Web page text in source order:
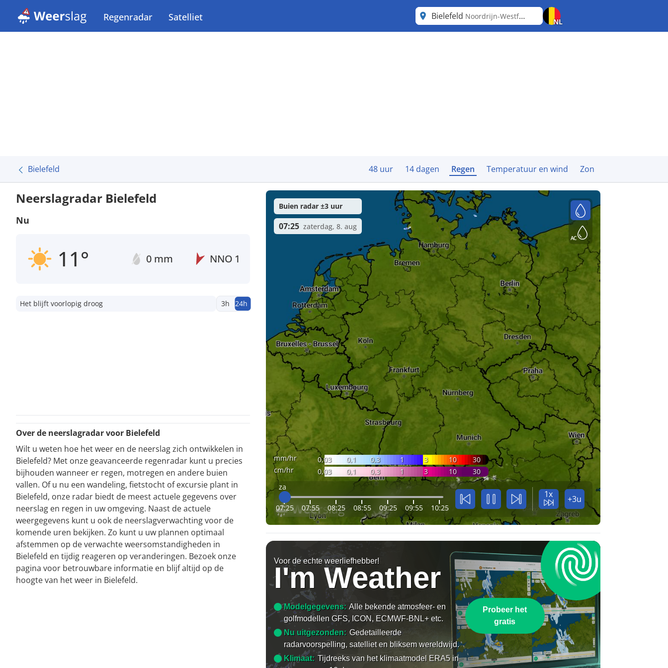
Regenradar Satelliet Bielefeld Noordrijn-Westfalen
NL
Bielefeld 48 uur 14 dagen Regen Temperatuur en wind Zon
Neerslagradar Bielefeld
Nu
11° 0 mm NNO 1
Het blijft voorlopig droog 3h 24h
Over de neerslagradar voor Bielefeld
Wilt u weten hoe het weer en de neerslag zich ontwikkelen in
Bielefeld? Met onze geavanceerde regenradar kunt u precies
bijhouden wanneer er regen, motregen en andere buien
vallen. Of u nu een wandeling, fietstocht of excursie plant in
Bielefeld, onze radar biedt de meest actuele gegevens over
neerslag en regen in uw omgeving. Naast de actuele
weergegevens kunt u ook de neerslagverwachting voor de
komende uren bekijken. Zo kunt u uw plannen optimaal
afstemmen op de verwachte weersomstandigheden in
Bielefeld en tijdig reageren op veranderingen. Bezoek onze
pagina voor betrouwbare informatie en blijf altijd op de
hoogte van het weer in Bielefeld.
mm/hr 0,03 0,1 0,3 1 3 10
30
cm/hr
0,03 0,1 0,3 1 3 10
30
za
07:25 07:55 08:25 08:55 09:25 09:55 10:25
1x +3u
Buien radar ±3 uur
07:25 zaterdag, 8. aug
Voor de echte weerliefhebber!
I'm Weather
Modelgegevens: Alle bekende atmosfeer- en
golfmodellen GFS, ICON, ECMWF-BNL+ etc.
Nu uitgezonden: Gedetailleerde
radarvoorspelling, satelliet en bliksem wereldwijd.
Klimaat: Tijdreeks van het klimaatmodel ERA5 in
Probeer het
gratis